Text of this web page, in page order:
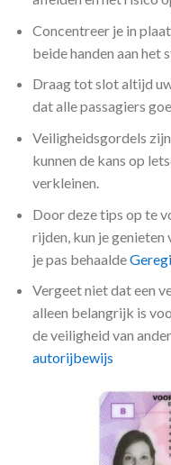
Concentreer je in
beide handen aan het
Draag tot slot altijd
dat alle passagiers
Veiligheidsgordels
kunnen de kans op
verkleinen.
Door deze tips op te
rijden, kun je genieten
je pas behaalde
Vergeet niet dat een
alleen belangrijk is
de veiligheid van
autorijbewijs